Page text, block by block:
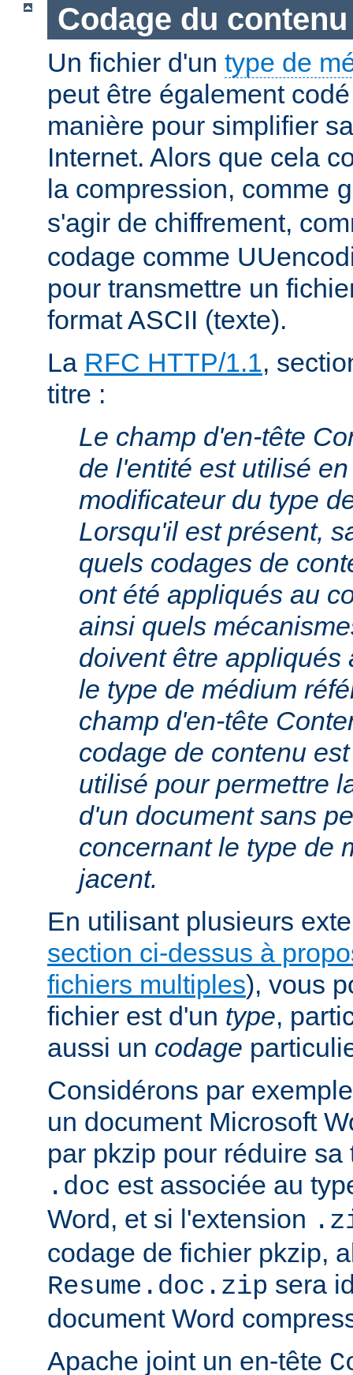
Codage du contenu
Un fichier d'un type de
peut être également
manière pour simplifier
Internet. Alors que cela
la compression, comme
s'agir de chiffrement,
codage comme
pour transmettre un
format ASCII (texte).
La RFC HTTP/1.1,
titre :
Le champ d'en-tête
de l'entité est utilisé
modificateur du type
Lorsqu'il est présent,
quels codages de
ont été appliqués au
ainsi quels
doivent être appliqués
le type de médium
champ d'en-tête
codage de contenu
utilisé pour permettre
d'un document sans
concernant le type de
jacent.
En utilisant plusieurs
section ci-dessus à
fichiers multiples), vous
fichier est d'un type,
aussi un codage
Considérons par
un document Microsoft
par pkzip pour réduire
.doc est associée au
Word, et si l'extension
codage de fichier pkzip,
Resume.doc.zip sera
document Word
Apache joint un en-tête